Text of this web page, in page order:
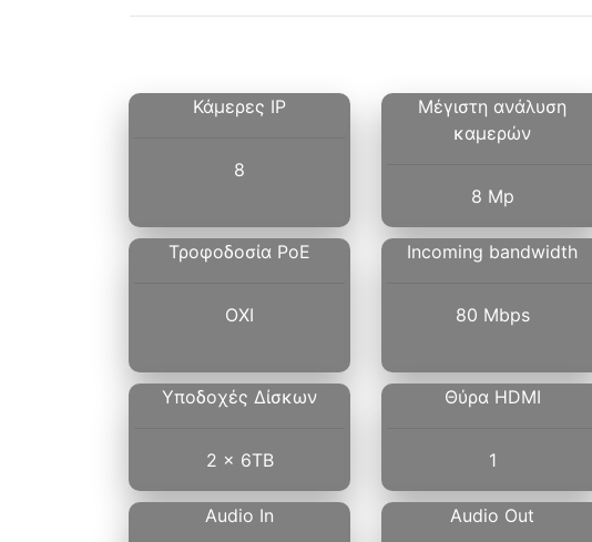
Κάμερες IP
8
Μέγιστη ανάλυση
καμερών
8 Mp
Τροφοδοσία PoE
ΟΧΙ
Incoming bandwidth
80 Mbps
Υποδοχές Δίσκων
2 x 6TB
Θύρα HDMI
1
Audio In Audio Out